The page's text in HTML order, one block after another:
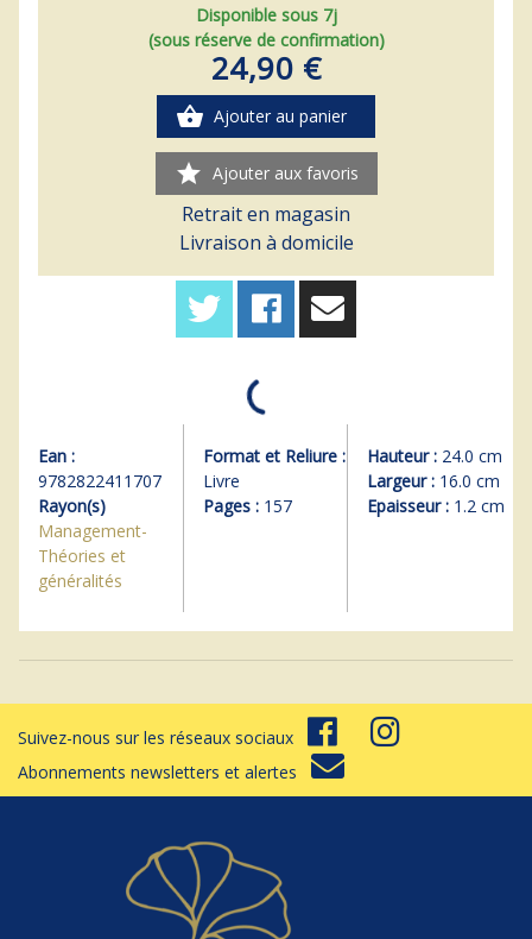
Disponible sous 7j
(sous réserve de confirmation)
24,90 €
shopping_basket Ajouter au panier
star Ajouter aux favoris
Retrait en magasin
Livraison à domicile
Ean :
9782822411707
Rayon(s)
Management-
Théories et
généralités
Format et Reliure :
Livre
Pages :157
Hauteur : 24.0 cm
Largeur : 16.0 cm
Epaisseur : 1.2 cm
Suivez-nous sur les réseaux sociaux
Abonnements newsletters et alertes